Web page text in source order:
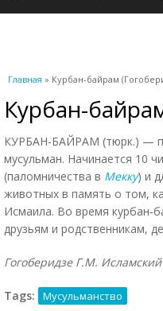
Вы здесь
Главная » Курбан-байрам
Курбан-
КУРБАН-БАЙРАМ (тюрк.) —
мусульман. Начинается 10
(паломничества в Мекку) и
животных в память о том,
Исмаила. Во время курбан-
друзьям и родственникам,
Гогоберидзе Г.М.
Tags: Мусульманство